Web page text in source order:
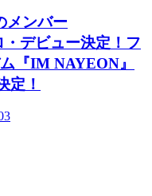
メンバー
デビュー決定！フ
『IM NAYEON』
定！